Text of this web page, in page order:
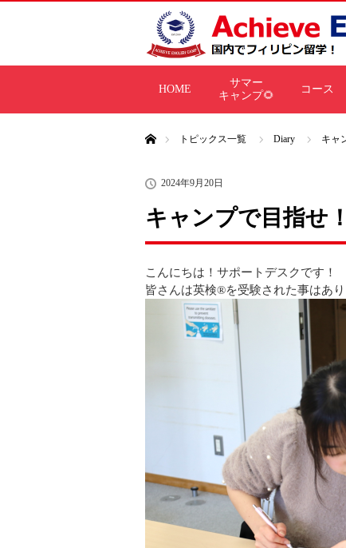
HOME
サマー
キャンプ🌻
コース
トピックス一覧
Diary キャ
2024年9月20日
キャンプで目指せ
こんにちは！サポートデスクです！
皆さんは英検®を受験された事はあ